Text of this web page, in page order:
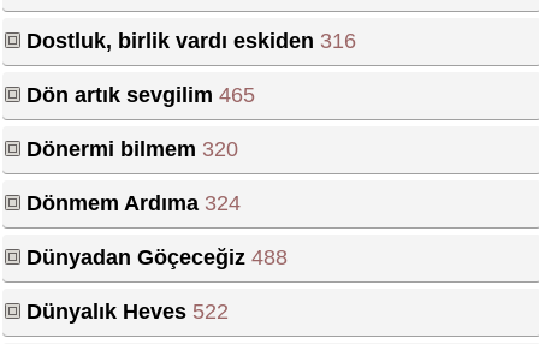
Dostluk, birlik vardı eskiden 316
Dön artık sevgilim 465
Dönermi bilmem 320
Dönmem Ardıma 324
Dünyadan Göçeceğiz 488
Dünyalık Heves 522